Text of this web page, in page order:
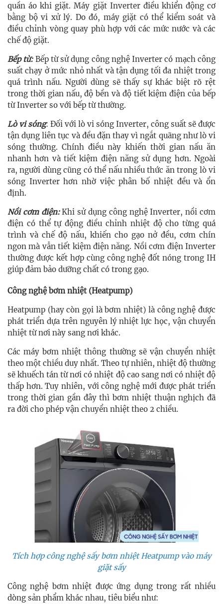
quần áo khi giặt. Máy giặt Inverter điều khiển động cơ
bằng bộ vi xử lý. Do đó, máy giặt có thể kiểm soát và
điều chỉnh vòng quay phù hợp với các mức nước và các
chế độ giặt.
Bếp từ:Bếp từ sử dụng công nghệ Inverter có mạch công
suất chạy ở mức nhỏ nhất và tận dụng tối đa nhiệt trong
quá trình nấu. Người dùng sẽ thấy sự khác biệt rõ rệt
trong thời gian nấu, độ bền và độ tiết kiệm điện của bếp
từ Inverter so với bếp từ thường.
Lò vi sóng: Đối với lò vi sóng Inverter, công suất sẽ được
tận dụng liên tục và đều đặn thay vì ngắt quãng như lò vi
sóng thường. Chính điều này khiến thời gian nấu ăn
nhanh hơn và tiết kiệm điện năng sử dụng hơn. Ngoài
ra, người dùng cũng có thể nấu nhiều thức ăn trong lò vi
sóng Inverter hơn nhờ việc phân bố nhiệt đều và ổn
định.
Nồi cơm điện:Khi sử dụng công nghệ Inverter, nồi cơm
điện có thể tự động điều chỉnh nhiệt độ cho từng quá
trình và chế độ nấu, khiến cho gạo nở đều, cơm chín
ngon mà vẫn tiết kiệm điện năng. Nồi cơm điện Inverter
thường được kết hợp cùng công nghệ đốt nóng trong IH
giúp đảm bảo dưỡng chất có trong gạo.
Công nghệ bơm nhiệt (Heatpump)
Heatpump (hay còn gọi là bơm nhiệt) là công nghệ được
phát triển dựa trên nguyên lý nhiệt lực học, vận chuyển
nhiệt từ nơi này sang nơi khác.
Các máy bơm nhiệt thông thường sẽ vận chuyển nhiệt
theo một chiều duy nhất. Theo tự nhiên, nhiệt độ thường
sẽ khuếch tán từ nơi có nhiệt độ cao sang nơi có nhiệt độ
thấp hơn. Tuy nhiên, với công nghệ mới được phát triển
trong thời gian gần đây thì bơm nhiệt thuận nghịch đã
ra đời cho phép vận chuyển nhiệt theo 2 chiều.
Tích hợp công nghệ sấy bơm nhiệt Heatpump vào máy
giặt sấy
Công nghệ bơm nhiệt được ứng dụng trong rất nhiều
dòng sản phẩm khác nhau, tiêu biểu như: